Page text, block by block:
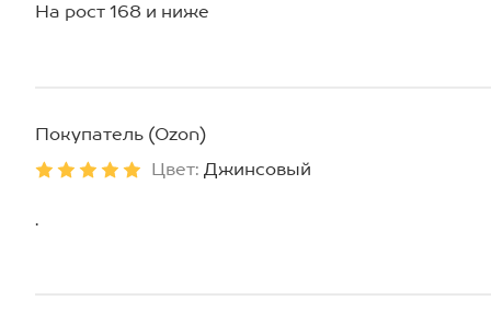
На рост 168 и ниже
Покупатель (Ozon)
Цвет: Джинсовый
.